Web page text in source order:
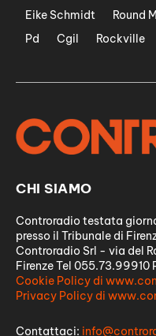
Eike Schmidt
Round
Pd
Cgil Rockville
CHI SIAMO
Controradio testata
presso il Tribunale di
Controradio Srl - via del
Firenze Tel 055.73.99910
Cookie Policy di
Privacy Policy di
Contattaci: